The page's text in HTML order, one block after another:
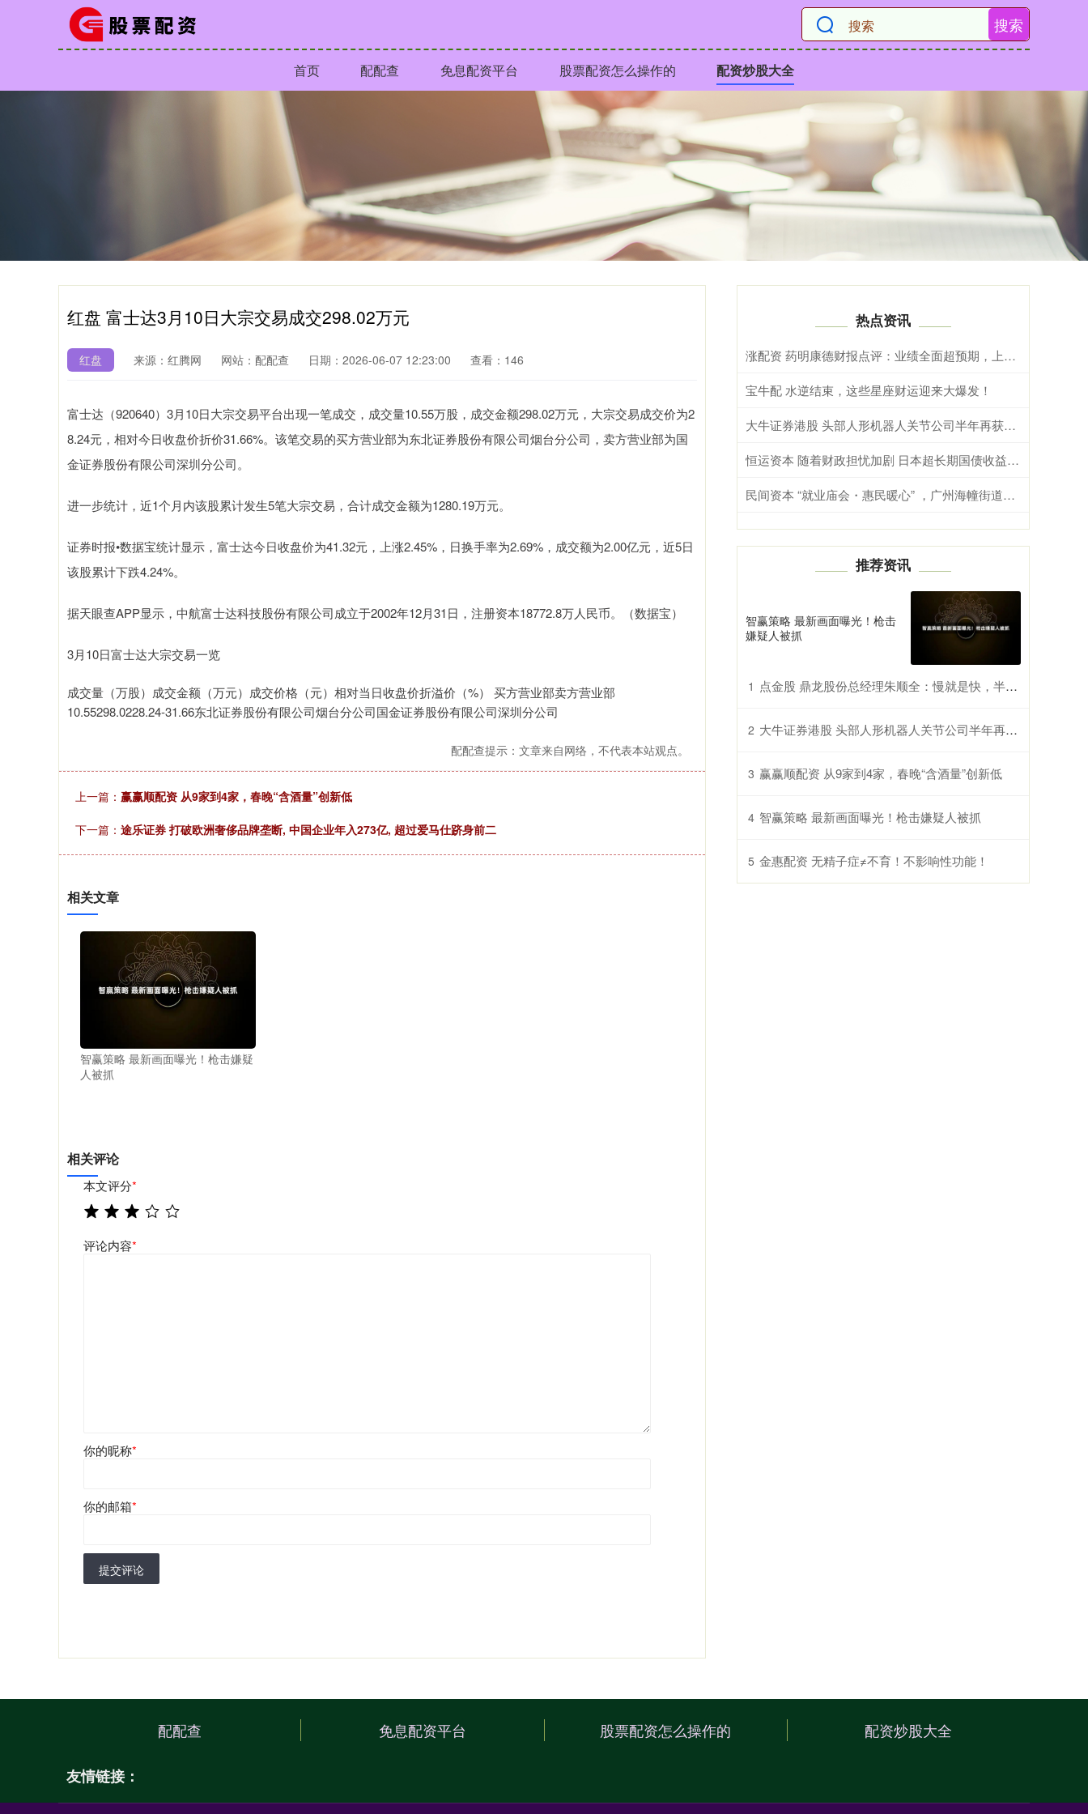
搜索
首页 配配查 免息配资平台 股票配资怎么操作的 配资炒股大全
红盘 富士达3月10日大宗交易成交298.02万元
红盘 来源：红腾网 网站：配配查 日期：2026-06-07 12:23:00 查看：146
富士达（920640）3月10日大宗交易平台出现一笔成交，成交量10.55万股，成交金额298.02万元，大宗交易成交价为2
8.24元，相对今日收盘价折价31.66%。该笔交易的买方营业部为东北证券股份有限公司烟台分公司，卖方营业部为国
金证券股份有限公司深圳分公司。
进一步统计，近1个月内该股累计发生5笔大宗交易，合计成交金额为1280.19万元。
证券时报•数据宝统计显示，富士达今日收盘价为41.32元，上涨2.45%，日换手率为2.69%，成交额为2.00亿元，近5日
该股累计下跌4.24%。
据天眼查APP显示，中航富士达科技股份有限公司成立于2002年12月31日，注册资本18772.8万人民币。（数据宝）
3月10日富士达大宗交易一览
成交量（万股）成交金额（万元）成交价格（元）相对当日收盘价折溢价（%） 买方营业部卖方营业部
10.55298.0228.24-31.66东北证券股份有限公司烟台分公司国金证券股份有限公司深圳分公司
配配查提示：文章来自网络，不代表本站观点。
上一篇： 赢赢顺配资 从9家到4家，春晚“含酒量”创新低
下一篇： 途乐证券 打破欧洲奢侈品牌垄断, 中国企业年入273亿, 超过爱马仕跻身前二
相关文章
智赢策略 最新画面曝光！枪击嫌疑
人被抓
相关评论
本文评分*
评论内容*
你的昵称*
你的邮箱*
提交评论
热点资讯
涨配资 药明康德财报点评：业绩全面超预期，上调全年收入指引
宝牛配 水逆结束，这些星座财运迎来大爆发！
大牛证券港股 头部人形机器人关节公司半年再获新融资，同创伟业领投数亿元｜硬氪首发
恒运资本 随着财政担忧加剧 日本超长期国债收益率攀升
民间资本 “就业庙会・惠民暖心” ，广州海幢街道一站式服务点亮邻里幸福生活
推荐资讯
智赢策略 最新画面曝光！枪击
嫌疑人被抓
1 点金股 鼎龙股份总经理朱顺全：慢就是快，半导体材料行业没有弯道超车
2 大牛证券港股 头部人形机器人关节公司半年再获新融资，同创伟业领投数亿元｜硬氪首发
3 赢赢顺配资 从9家到4家，春晚“含酒量”创新低
4 智赢策略 最新画面曝光！枪击嫌疑人被抓
5 金惠配资 无精子症≠不育！不影响性功能！
配配查 免息配资平台 股票配资怎么操作的 配资炒股大全
友情链接：